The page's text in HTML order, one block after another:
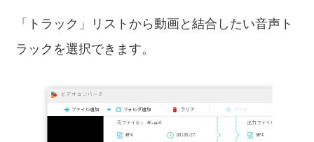
「トラック」リストから動画と結合したい音声ト
ラックを選択できます。